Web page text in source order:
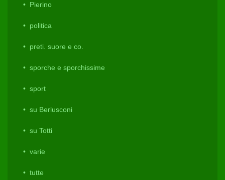
Pierino
politica
preti. suore e co.
sporche e sporchissime
sport
su Berlusconi
su Totti
varie
tutte